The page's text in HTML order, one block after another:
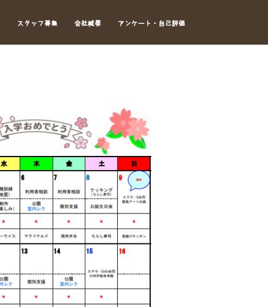
スタッフ募集 会社概要 アンケート・自己評価